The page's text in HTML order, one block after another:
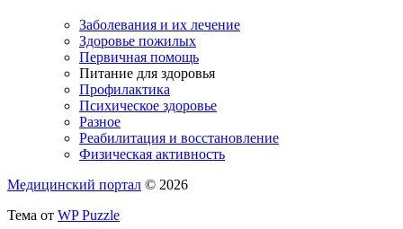
Заболевания и их лечение
Здоровье пожилых
Первичная помощь
Питание для здоровья
Профилактика
Психическое здоровье
Разное
Реабилитация и восстановление
Физическая активность
Медицинский портал © 2026
Тема от WP Puzzle